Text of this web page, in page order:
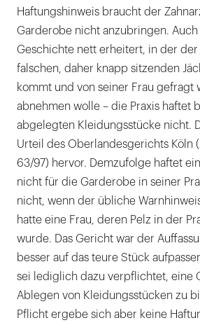
Haftungshinweis braucht der
Garderobe nicht anzubringen.
Geschichte nett erheitert, in der der
falschen, daher knapp sitzenden
kommt und von seiner Frau gefragt
abnehmen wolle – die Praxis haftet
abgelegten Kleidungsstücke nicht.
Urteil des Oberlandesgerichts Köln
63/97) hervor. Demzufolge haftet
nicht für die Garderobe in seiner
nicht, wenn der übliche
hatte eine Frau, deren Pelz in der
wurde. Das Gericht war der
besser auf das teure Stück
sei lediglich dazu verpflichtet, eine
Ablegen von Kleidungsstücken zu
Pflicht ergebe sich aber keine